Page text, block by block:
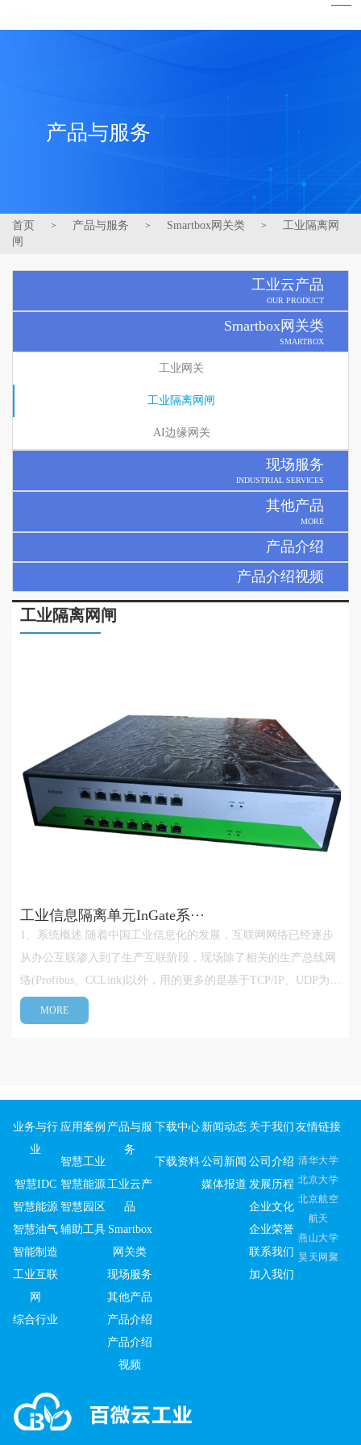
产品与服务
首页 > 产品与服务 > Smartbox网关类 >
工业隔离网
闸
工业云产品
OUR PRODUCT
Smartbox网关类
SMARTBOX
工业网关
工业隔离网闸
AI边缘网关
现场服务
INDUSTRIAL SERVICES
其他产品
MORE
产品介绍
产品介绍视频
工业隔离网闸
工业信息隔离单元InGate系···
1、系统概述 随着中国工业信息化的发展，互联网网络已经逐步
从办公互联渗入到了生产互联阶段，现场除了相关的生产总线网
络(Profibus、CCLink)以外，用的更多的是基于TCP/IP、UDP为代
表的互联网网络，其方便便捷、易于部署的特性已经牢牢将工业
信息化生产绑定为一个整体，成为工厂信息化部署不可分割的一
MORE
业务与行
业
智慧IDC
智慧能源
智慧油气
智能制造
工业互联
网
综合行业
应用案例
智慧工业
智慧能源
智慧园区
辅助工具
产品与服
务
工业云产
品
Smartbox
网关类
现场服务
其他产品
产品介绍
产品介绍
视频
下载中心
下载资料
新闻动态
公司新闻
媒体报道
关于我们
公司介绍
发展历程
企业文化
企业荣誉
联系我们
加入我们
友情链接
清华大学
北京大学
北京航空
航天
燕山大学
昊天网聚